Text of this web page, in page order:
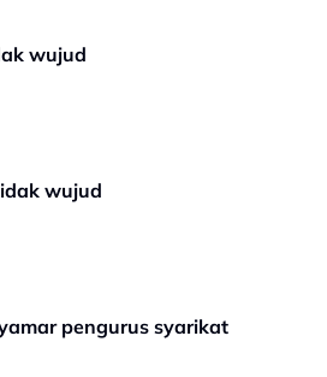
wujud
wujud
pengurus syarikat